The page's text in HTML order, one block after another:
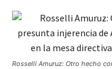
Rosselli Amuruz: Otro hecho